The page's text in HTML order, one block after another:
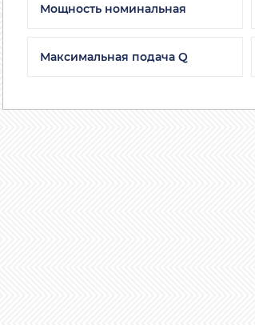
Мощность номинальная
Максимальная подача Q